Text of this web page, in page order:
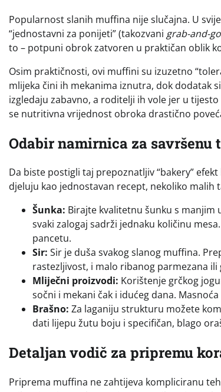
Popularnost slanih muffina nije slučajna. U
“jednostavni za ponijeti” (takozvani grab-and-go
to – potpuni obrok zatvoren u praktičan oblik
Osim praktičnosti, ovi muffini su izuzetno
mlijeka čini ih mekanima iznutra, dok dodatak
izgledaju zabavno, a roditelji ih vole jer u
se nutritivna vrijednost obroka drastično
Odabir namirnica za savršenu
Da biste postigli taj prepoznatljiv “bakery”
djeluju kao jednostavan recept, nekoliko malih
Šunka: Birajte kvalitetnu šunku s manjim
svaki zalogaj sadrži jednaku količinu
pancetu.
Sir: Sir je duša svakog slanog muffina.
rastezljivost, i malo ribanog parmezana
Mliječni proizvodi: Korištenje grčkog
sočni i mekani čak i idućeg dana.
Brašno: Za laganiju strukturu možete
dati lijepu žutu boju i specifičan, blago
Detaljan vodič za pripremu
Priprema muffina ne zahtijeva kompliciranu